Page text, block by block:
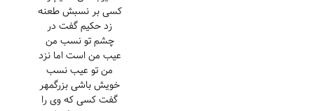
کسی بر نسبش طعنه
زد حکیم گفت در
چشم تو نسب من
عیب من است اما نزد
من تو عیب نسب
خویش باشی بزرگمهر
گفت کسی که وی را